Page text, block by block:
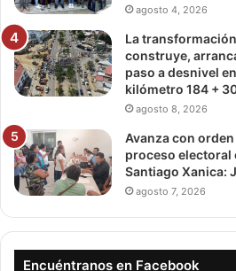
agosto 4, 2026
La
construye,
paso a desnivel
kilómetro 184 +
agosto 8, 2026
Avanza con
proceso
Santiago Xanica:
agosto 7, 2026
Encuéntranos en Facebook